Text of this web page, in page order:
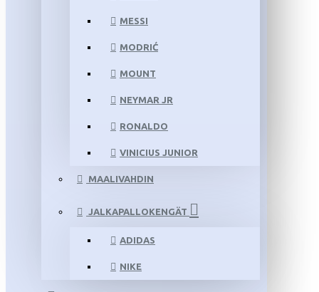
MESSI
MODRIĆ
MOUNT
NEYMAR JR
RONALDO
VINICIUS JUNIOR
MAALIVAHDIN
JALKAPALLOKENGÄT
ADIDAS
NIKE